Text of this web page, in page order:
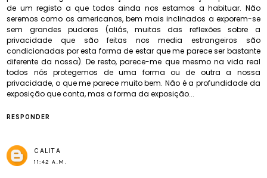
de um registo a que todos ainda nos estamos a habituar. Não
seremos como os americanos, bem mais inclinados a exporem-se
sem grandes pudores (aliás, muitas das reflexões sobre a
privacidade que são feitas nos media estrangeiros são
condicionadas por esta forma de estar que me parece ser bastante
diferente da nossa). De resto, parece-me que mesmo na vida real
todos nós protegemos de uma forma ou de outra a nossa
privacidade, o que me parece muito bem. Não é a profundidade da
exposição que conta, mas a forma da exposição...
RESPONDER
CALITA
11:42 A.M.